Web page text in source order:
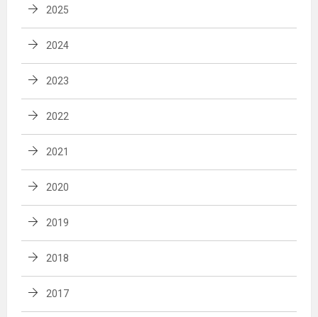
2025
2024
2023
2022
2021
2020
2019
2018
2017